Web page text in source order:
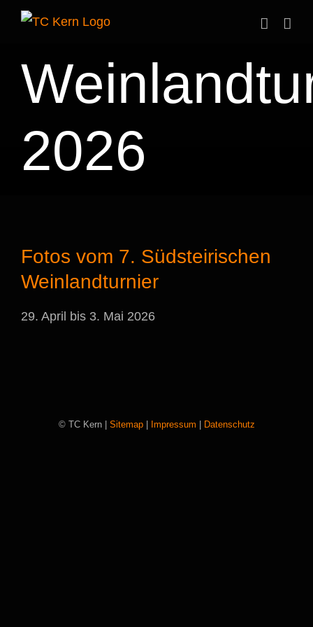
Zum
2026
Fotos vom 7. Südsteirischen
Weinlandturnier
29. April bis 3. Mai 2026
© TC Kern | Sitemap| Impressum Datenschutz